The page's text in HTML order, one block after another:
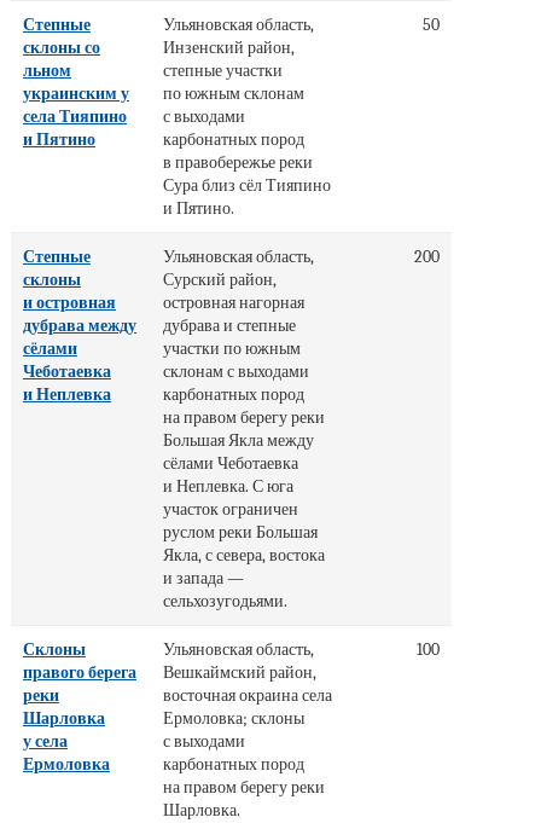
Степные
склоны со
льном
украинским у
села Тияпино
и Пятино
Ульяновская область,
Инзенский район,
степные участки
по южным склонам
с выходами
карбонатных пород
в правобережье реки
Сура близ сёл Тияпино
и Пятино.
50
Степные
склоны
и островная
дубрава между
сёлами
Чеботаевка
и Неплевка
Ульяновская область,
Сурский район,
островная нагорная
дубрава и степные
участки по южным
склонам с выходами
карбонатных пород
на правом берегу реки
Большая Якла между
сёлами Чеботаевка
и Неплевка. С юга
участок ограничен
руслом реки Большая
Якла, с севера, востока
и запада —
сельхозугодьями.
200
Склоны
правого берега
реки
Шарловка
у села
Ермоловка
Ульяновская область,
Вешкаймский район,
восточная окраина села
Ермоловка; склоны
с выходами
карбонатных пород
на правом берегу реки
Шарловка.
100